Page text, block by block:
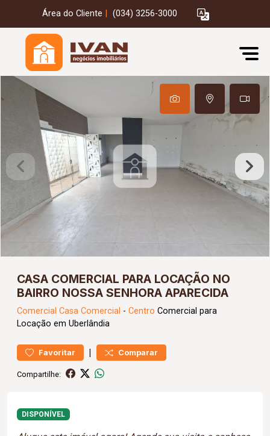
Área do Cliente (034) 3256-3000
CASA COMERCIAL PARA LOCAÇÃO NO
BAIRRO NOSSA SENHORA APARECIDA
Comercial Casa Comercial - Centro Comercial para
Locação em Uberlândia
Favoritar | Comparar
Compartilhe:
DISPONÍVEL